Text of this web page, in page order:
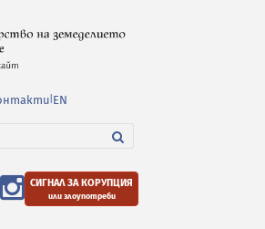
EN
СИГНАЛ ЗА КОРУПЦИЯ
или злоупотреби